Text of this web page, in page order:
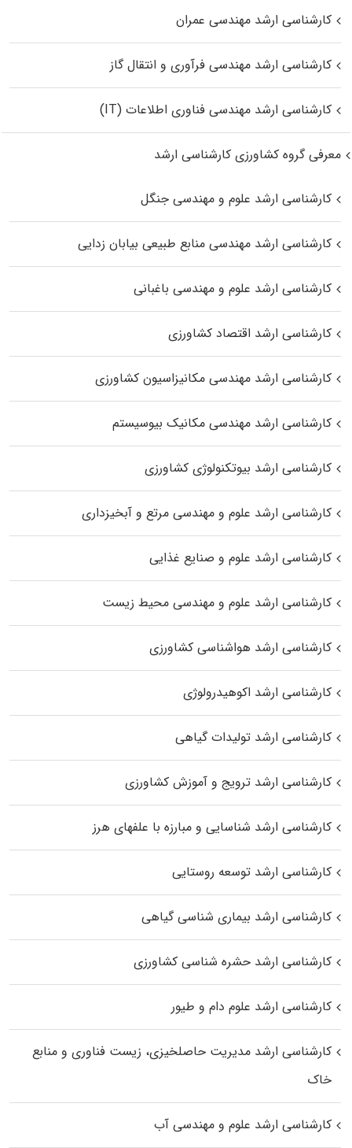
کارشناسی ارشد مهندسی عمران
کارشناسی ارشد مهندسی فرآوری و انتقال گاز
کارشناسی ارشد مهندسی فناوری اطلاعات (IT)
معرفی گروه کشاورزی کارشناسی ارشد
کارشناسی ارشد علوم و مهندسی جنگل
کارشناسی ارشد مهندسی منابع طبیعی بیابان زدایی
کارشناسی ارشد علوم و مهندسی باغبانی
کارشناسی ارشد اقتصاد کشاورزی
کارشناسی ارشد مهندسی مکانیزاسیون کشاورزی
کارشناسی ارشد مهندسی مکانیک بیوسیستم
کارشناسی ارشد بیوتکنولوژی کشاورزی
کارشناسی ارشد علوم و مهندسی مرتع و آبخیزداری
کارشناسی ارشد علوم و صنایع غذایی
کارشناسی ارشد علوم و مهندسی محیط زیست
کارشناسی ارشد هواشناسی کشاورزی
کارشناسی ارشد اکوهیدرولوژی
کارشناسی ارشد تولیدات گیاهی
کارشناسی ارشد ترویج و آموزش کشاورزی
کارشناسی ارشد شناسایی و مبارزه با علفهای هرز
کارشناسی ارشد توسعه روستایی
کارشناسی ارشد بیماری‌ شناسی گیاهی
کارشناسی ارشد حشره‌ شناسی کشاورزی
کارشناسی ارشد علوم دام و طیور
کارشناسی ارشد مدیریت حاصلخیزی، زیست فناوری و منابع
خاک
کارشناسی ارشد علوم و مهندسی آب